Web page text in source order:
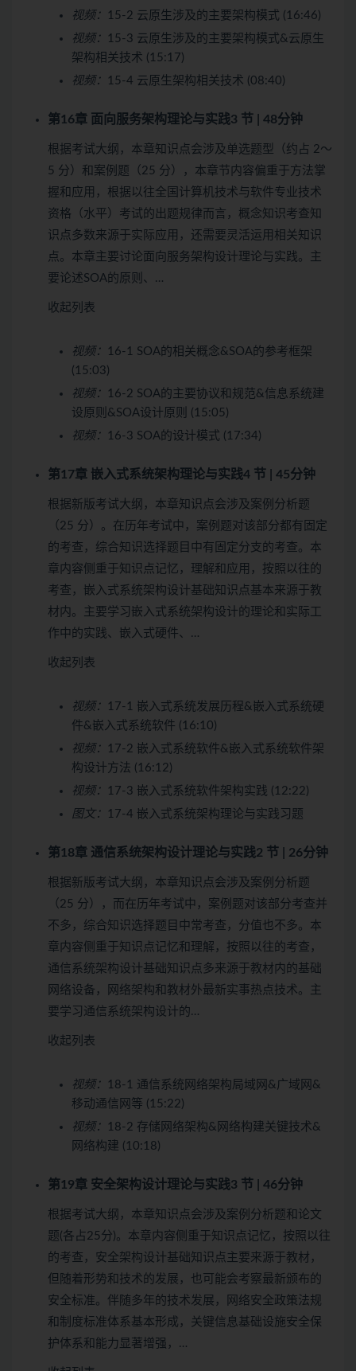
视频：
15-2 云原生涉及的主要架构模式 (16:46)
视频：
15-3 云原生涉及的主要架构模式&云原生
架构相关技术 (15:17)
视频：
15-4 云原生架构相关技术 (08:40)
第16章 面向服务架构理论与实践3 节 | 48分钟
根据考试大纲，本章知识点会涉及单选题型（约占 2～
5 分）和案例题（25 分），本章节内容偏重于方法掌
握和应用，根据以往全国计算机技术与软件专业技术
资格（水平）考试的出题规律而言，概念知识考查知
识点多数来源于实际应用，还需要灵活运用相关知识
点。本章主要讨论面向服务架构设计理论与实践。主
要论述SOA的原则、…
收起列表
视频：
16-1 SOA的相关概念&SOA的参考框架
(15:03)
视频：
16-2 SOA的主要协议和规范&信息系统建
设原则&SOA设计原则 (15:05)
视频：
16-3 SOA的设计模式 (17:34)
第17章 嵌入式系统架构理论与实践4 节 | 45分钟
根据新版考试大纲，本章知识点会涉及案例分析题
（25 分）。在历年考试中，案例题对该部分都有固定
的考查，综合知识选择题目中有固定分支的考查。本
章内容侧重于知识点记忆，理解和应用，按照以往的
考查，嵌入式系统架构设计基础知识点基本来源于教
材内。主要学习嵌入式系统架构设计的理论和实际工
作中的实践、嵌入式硬件、…
收起列表
视频：
17-1 嵌入式系统发展历程&嵌入式系统硬
件&嵌入式系统软件 (16:10)
视频：
17-2 嵌入式系统软件&嵌入式系统软件架
构设计方法 (16:12)
视频：
17-3 嵌入式系统软件架构实践 (12:22)
图文：
17-4 嵌入式系统架构理论与实践习题
第18章 通信系统架构设计理论与实践2 节 | 26分钟
根据新版考试大纲，本章知识点会涉及案例分析题
（25 分），而在历年考试中，案例题对该部分考查并
不多，综合知识选择题目中常考查，分值也不多。本
章内容侧重于知识点记忆和理解，按照以往的考查，
通信系统架构设计基础知识点多来源于教材内的基础
网络设备，网络架构和教材外最新实事热点技术。主
要学习通信系统架构设计的…
收起列表
视频：
18-1 通信系统网络架构局域网&广域网&
移动通信网等 (15:22)
视频：
18-2 存储网络架构&网络构建关键技术&
网络构建 (10:18)
第19章 安全架构设计理论与实践3 节 | 46分钟
根据考试大纲，本章知识点会涉及案例分析题和论文
题(各占25分)。本章内容侧重于知识点记忆，按照以往
的考查，安全架构设计基础知识点主要来源于教材，
但随着形势和技术的发展，也可能会考察最新颁布的
安全标准。伴随多年的技术发展，网络安全政策法规
和制度标准体系基本形成，关键信息基础设施安全保
护体系和能力显著增强，…